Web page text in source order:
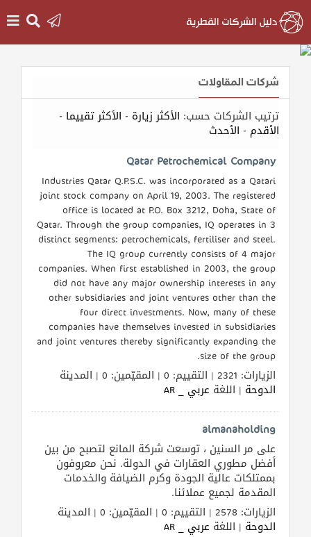
الرئيسية
دخول
English
أضف
اعلانك
مطلوب
طلب
اشتراك
الاحصائيات
الأقسام
شركات
مميزة
إبحث
شركات المقاولات
ترتيب الشركات حسب: الأكثر زيارة - الأكثر تقييما -
الأقدم - الأحدث
Qatar Petrochemical Company
Industries Qatar Q.P.S.C. was incorporated as a Qatari
joint stock company on April 19, 2003. The registered
office is located at P.O. Box 3212, Doha, State of
Qatar. Through the group companies, IQ operates in 3
distinct segments: petrochemicals, fertiliser and steel.
The IQ group currently consists of 4 major
companies. When first established in 2003, the group
did not have any major ownership interests in any
other subsidiaries and joint ventures other than the
four direct investments. Now, many of these
companies have themselves invested in subsidiaries
and joint ventures thereby significantly expanding the
size of the group.
الزيارات: 2321 | التقييم: 0 | المقيّمين: 0 | المدينة
الدوحة | اللغة عربي _ AR
almanaholding
على مر السنين ، توسعت شركة المانع لتصبح من بين
أفضل مطوري العقارات في الدولة. نحن معروفون
بممتلكات عالية الجودة وكرم الضيافة والخدمات
المقدمة لجميع عملائنا.
الزيارات: 2578 | التقييم: 0 | المقيّمين: 0 | المدينة
الدوحة | اللغة عربي _ AR